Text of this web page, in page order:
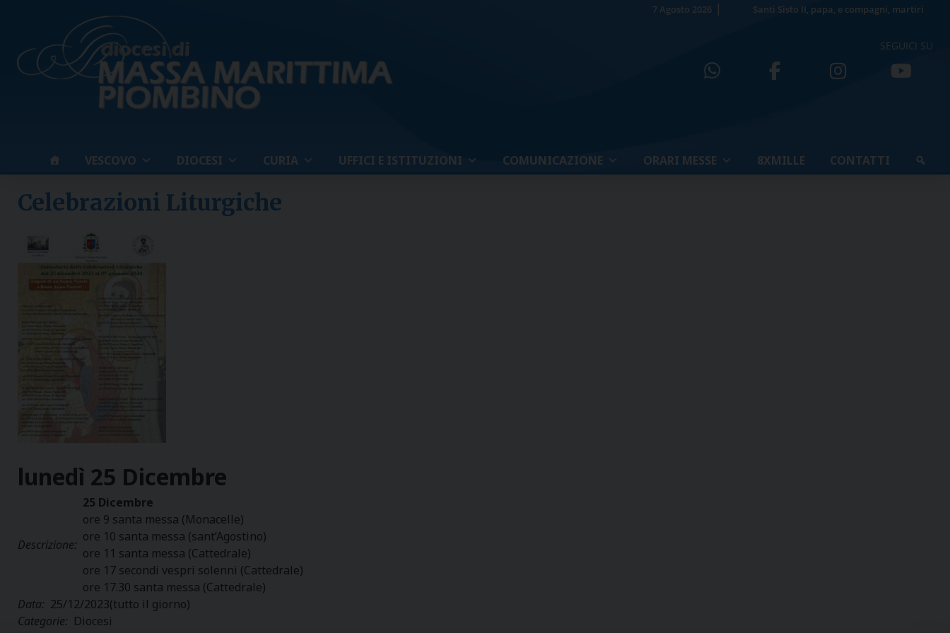
7 Agosto 2026 Santi Sisto II, papa, e compagni, martiri
SEGUICI SU
VESCOVO DIOCESI CURIA UFFICI E ISTITUZIONI COMUNICAZIONE ORARI MESSE 8XMILLE CONTATTI
Celebrazioni Liturgiche
lunedì 25 Dicembre
Descrizione:
25 Dicembre
ore 9 santa messa (Monacelle)
ore 10 santa messa (sant’Agostino)
ore 11 santa messa (Cattedrale)
ore 17 secondi vespri solenni (Cattedrale)
ore 17.30 santa messa (Cattedrale)
Data: 25/12/2023(tutto il giorno)
Categorie: Diocesi